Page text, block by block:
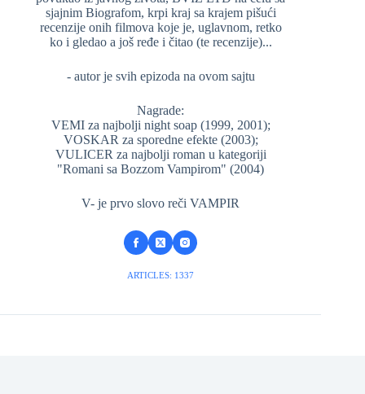
sjajnim Biografom, krpi kraj sa krajem pišući
recenzije onih filmova koje je, uglavnom, retko
ko i gledao a još ređe i čitao (te recenzije)...
- autor je svih epizoda na ovom sajtu
Nagrade:
VEMI za najbolji night soap (1999, 2001);
VOSKAR za sporedne efekte (2003);
VULICER za najbolji roman u kategoriji
"Romani sa Bozzom Vampirom" (2004)
V- je prvo slovo reči VAMPIR
ARTICLES: 1337